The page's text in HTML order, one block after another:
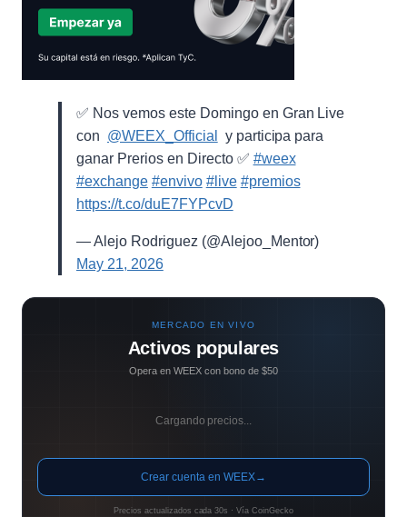
✅ Nos vemos este Domingo en Gran Live
con ⁨ @WEEX_Official
⁩ y participa para
ganar Prerios en Directo ✅ #weex
#exchange #envivo #live #premios
https://t.co/duE7FYPcvD
— Alejo Rodriguez (@Alejoo_Mentor)
May 21, 2026
MERCADO EN VIVO
Activos populares
Opera en WEEX con bono de $50
Cargando precios...
Crear cuenta en WEEX→
Precios actualizados cada 30s · Vía CoinGecko